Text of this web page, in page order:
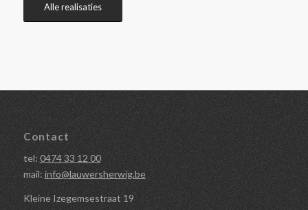
Alle realisaties
Contact
tel: 0474 33 12 00
mail: info@lauwersherwig.be
Kleine Izegemsestraat 19